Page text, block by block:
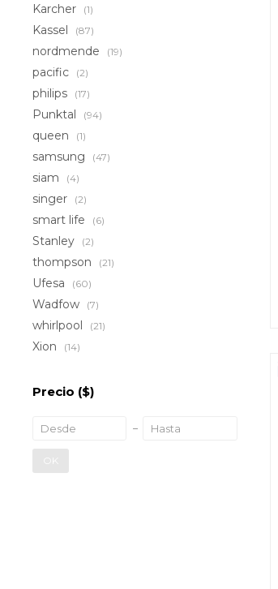
Karcher (1)
Kassel (87)
nordmende (19)
pacific (2)
philips (17)
Punktal (94)
queen (1)
samsung (47)
siam (4)
singer (2)
smart life (6)
Stanley (2)
thompson (21)
Ufesa (60)
Wadfow (7)
whirlpool (21)
Xion (14)
Precio ($)
OK